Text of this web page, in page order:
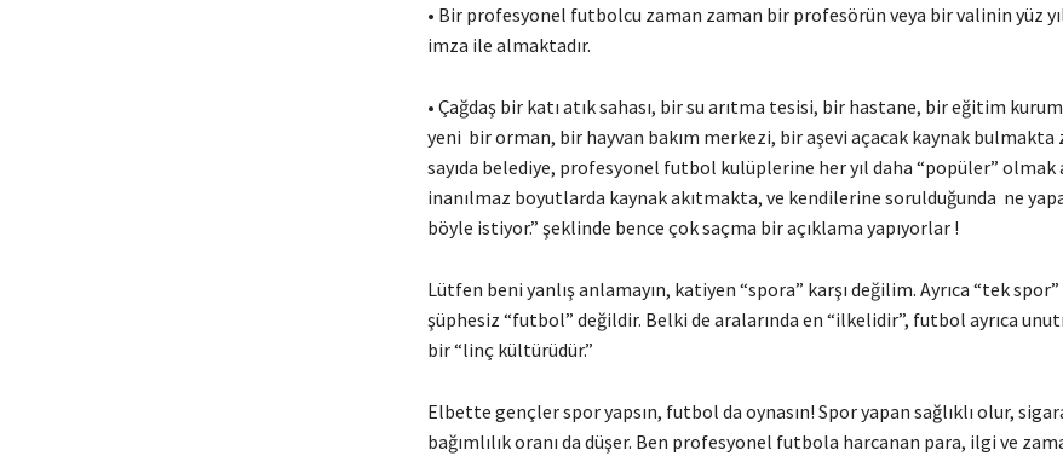
• Bir profesyonel futbolcu zaman zaman bir profesörün veya bir valinin yüz
imza ile almaktadır.
• Çağdaş bir katı atık sahası, bir su arıtma tesisi, bir hastane, bir eğitim
yeni bir orman, bir hayvan bakım merkezi, bir aşevi açacak kaynak
sayıda belediye, profesyonel futbol kulüplerine her yıl daha “popüler” olmak
inanılmaz boyutlarda kaynak akıtmakta, ve kendilerine sorulduğunda ne
böyle istiyor.” şeklinde bence çok saçma bir açıklama yapıyorlar !
Lütfen beni yanlış anlamayın, katiyen “spora” karşı değilim. Ayrıca “tek spor”
şüphesiz “futbol” değildir. Belki de aralarında en “ilkelidir”, futbol ayrıca
bir “linç kültürüdür.”
Elbette gençler spor yapsın, futbol da oynasın! Spor yapan sağlıklı olur,
bağımlılık oranı da düşer. Ben profesyonel futbola harcanan para, ilgi ve